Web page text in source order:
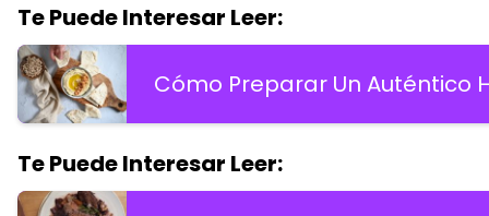
Te Puede Interesar Leer:
Cómo Preparar Un Auténtico
Te Puede Interesar Leer: